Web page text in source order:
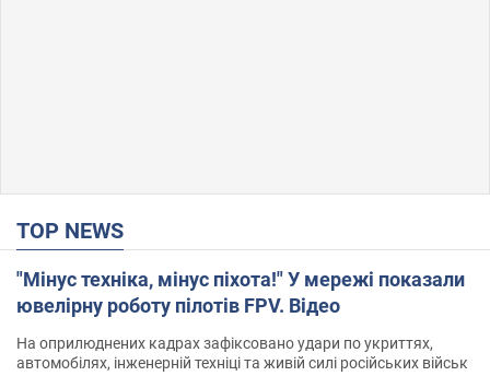
TOP NEWS
"Мінус техніка, мінус піхота!" У мережі показали
ювелірну роботу пілотів FPV. Відео
На оприлюднених кадрах зафіксовано удари по укриттях,
автомобілях, інженерній техніці та живій силі російських військ